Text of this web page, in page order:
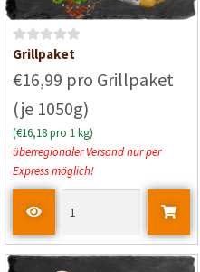
B
w
e
r
t
e
t
t
0
Grillpaket
€16,99 pro Grillpaket
(je 1050g)
(€16,18 pro 1 kg)
überregionaler Versand nur per
Express möglich!